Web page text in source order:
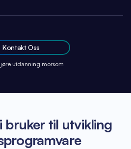
Kontakt Oss
utdanning morsom
bruker til utvikling